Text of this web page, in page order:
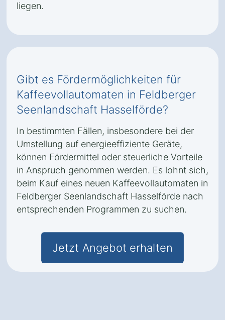
liegen.
Gibt es Fördermöglichkeiten für
Kaffeevollautomaten in Feldberger
Seenlandschaft Hasselförde?
In bestimmten Fällen, insbesondere bei der
Umstellung auf energieeffiziente Geräte,
können Fördermittel oder steuerliche Vorteile
in Anspruch genommen werden. Es lohnt sich,
beim Kauf eines neuen Kaffeevollautomaten in
Feldberger Seenlandschaft Hasselförde nach
entsprechenden Programmen zu suchen.
Jetzt Angebot erhalten